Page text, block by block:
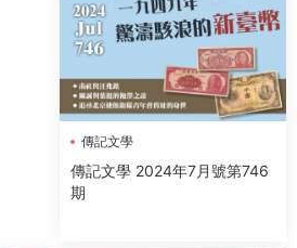
傳記文學
傳記文學 2024年7月號第746
期